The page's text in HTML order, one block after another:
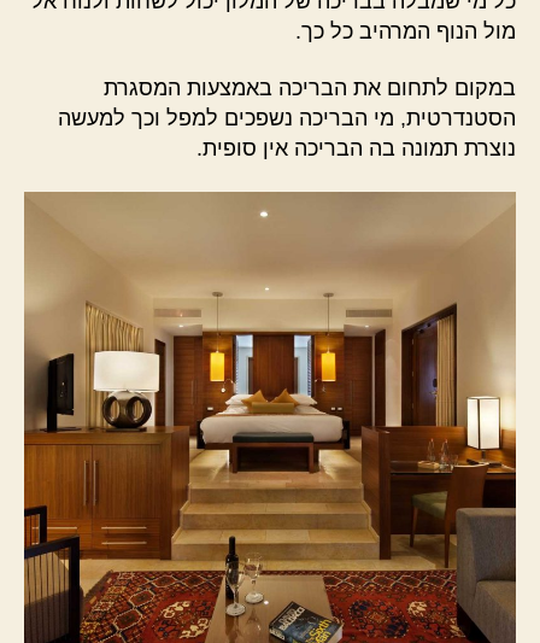
מול הנוף המרהיב כל כך.
במקום לתחום את הבריכה באמצעות המסגרת
הסטנדרטית, מי הבריכה נשפכים למפל וכך למעשה
נוצרת תמונה בה הבריכה אין סופית.